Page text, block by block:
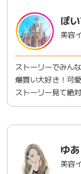
ぽ
美容
ストーリーでみん
爆買い大好き！可
ストーリー見て絶
ゆあ
美容